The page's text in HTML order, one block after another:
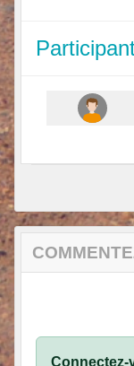
Connectez-